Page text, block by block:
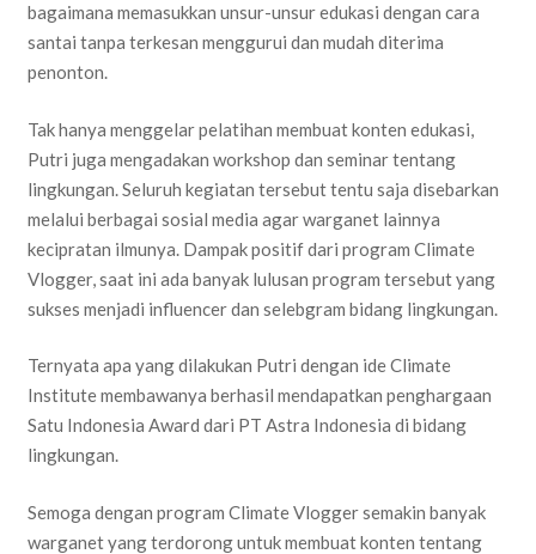
bagaimana memasukkan unsur-unsur edukasi dengan cara
santai tanpa terkesan menggurui dan mudah diterima
penonton.
Tak hanya menggelar pelatihan membuat konten edukasi,
Putri juga mengadakan workshop dan seminar tentang
lingkungan. Seluruh kegiatan tersebut tentu saja disebarkan
melalui berbagai sosial media agar warganet lainnya
kecipratan ilmunya. Dampak positif dari program Climate
Vlogger, saat ini ada banyak lulusan program tersebut yang
sukses menjadi influencer dan selebgram bidang lingkungan.
Ternyata apa yang dilakukan Putri dengan ide Climate
Institute membawanya berhasil mendapatkan penghargaan
Satu Indonesia Award dari PT Astra Indonesia di bidang
lingkungan.
Semoga dengan program Climate Vlogger semakin banyak
warganet yang terdorong untuk membuat konten tentang